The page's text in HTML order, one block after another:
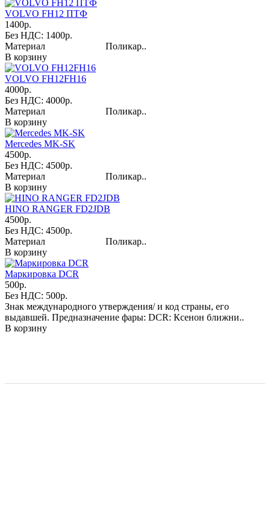
VOLVO FH12 ПТФ
1400р.
Без НДС: 1400р.
Материал Поликар..
В корзину
VOLVO FH12FH16
4000р.
Без НДС: 4000р.
Материал Поликар..
В корзину
Mercedes MK-SK
4500р.
Без НДС: 4500р.
Материал Поликар..
В корзину
HINO RANGER FD2JDB
4500р.
Без НДС: 4500р.
Материал Поликар..
В корзину
Маркировка DCR
500р.
Без НДС: 500р.
Знак международного утверждения/ и код страны, его
выдавшей. Предназначение фары: DCR: Ксенон ближни..
В корзину